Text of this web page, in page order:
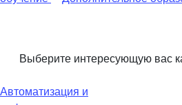
Выберите интересующую вас
Автоматизация и